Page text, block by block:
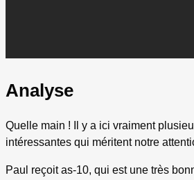
Analyse
Quelle main ! Il y a ici vraiment
intéressantes qui méritent notre
Paul reçoit as-10, qui est une très